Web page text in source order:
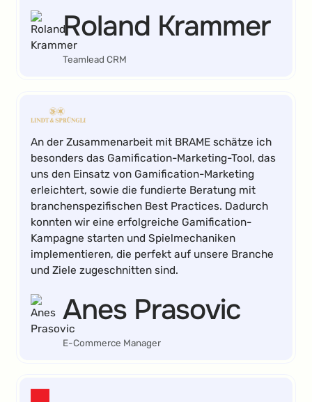
Roland Krammer
Teamlead CRM
An der Zusammenarbeit mit BRAME schätze ich
besonders das Gamification-Marketing-Tool, das
uns den Einsatz von Gamification-Marketing
erleichtert, sowie die fundierte Beratung mit
branchenspezifischen Best Practices. Dadurch
konnten wir eine erfolgreiche Gamification-
Kampagne starten und Spielmechaniken
implementieren, die perfekt auf unsere Branche
und Ziele zugeschnitten sind.
Anes Prasovic
E-Commerce Manager